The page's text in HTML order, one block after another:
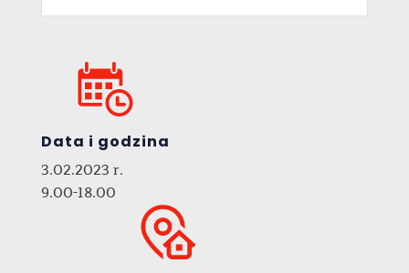
Data i godzina
3.02.2023 r.
9.00-18.00